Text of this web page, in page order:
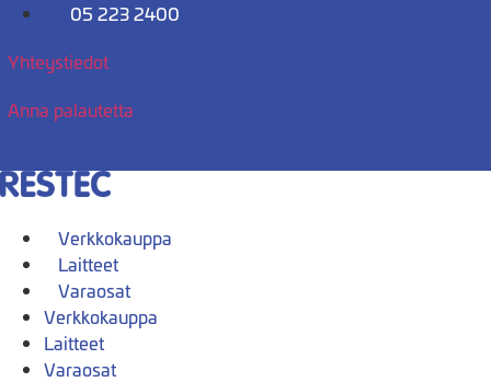
Mene
05 223 2400
Yhteystiedot
Anna palautetta
Verkkokauppa
Laitteet
Varaosat
Verkkokauppa
Laitteet
Varaosat